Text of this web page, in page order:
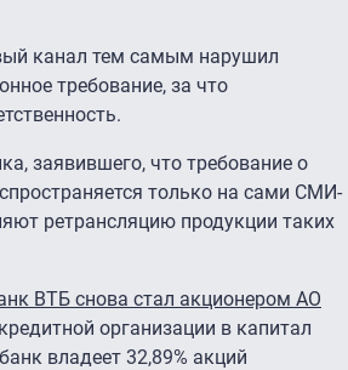
канал тем самым нарушил
требование, за что
заявившего, что требование о
только на сами СМИ-
ретрансляцию продукции таких
ВТБ снова стал акционером АО
организации в капитал
владеет 32,89% акций